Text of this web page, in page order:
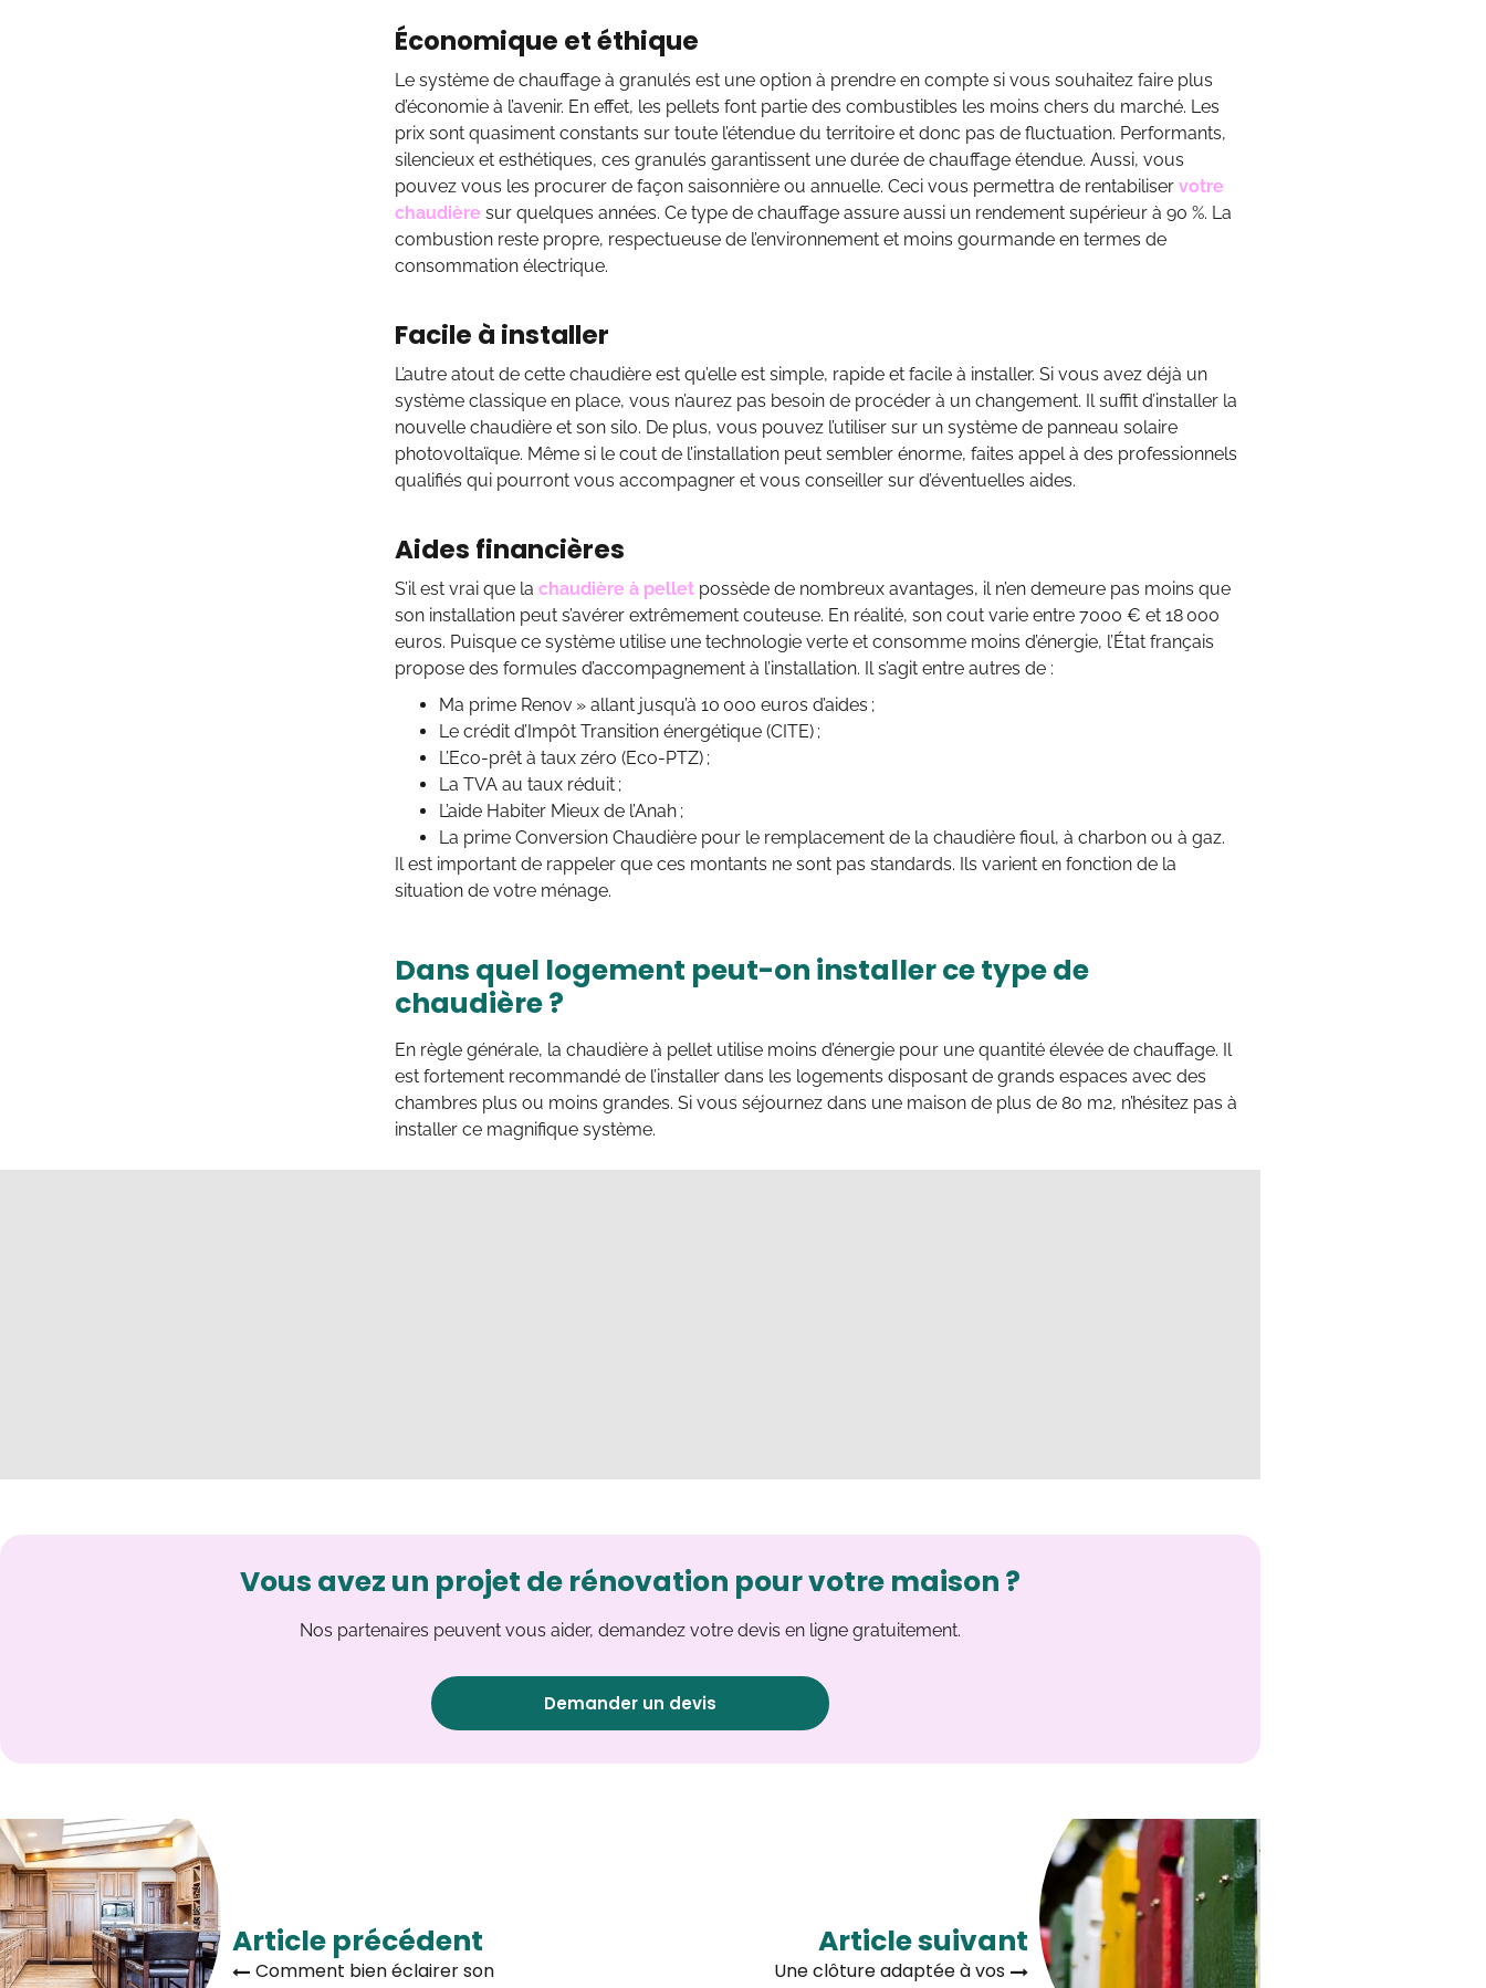
Économique et éthique
Le système de chauffage à granulés est une option à prendre en compte si vous souhaitez faire plus
d’économie à l’avenir. En effet, les pellets font partie des combustibles les moins chers du marché. Les
prix sont quasiment constants sur toute l’étendue du territoire et donc pas de fluctuation. Performants,
silencieux et esthétiques, ces granulés garantissent une durée de chauffage étendue. Aussi, vous
pouvez vous les procurer de façon saisonnière ou annuelle. Ceci vous permettra de rentabiliser votre
chaudière sur quelques années. Ce type de chauffage assure aussi un rendement supérieur à 90 %. La
combustion reste propre, respectueuse de l’environnement et moins gourmande en termes de
consommation électrique.
Facile à installer
L’autre atout de cette chaudière est qu’elle est simple, rapide et facile à installer. Si vous avez déjà un
système classique en place, vous n’aurez pas besoin de procéder à un changement. Il suffit d’installer la
nouvelle chaudière et son silo. De plus, vous pouvez l’utiliser sur un système de panneau solaire
photovoltaïque. Même si le cout de l’installation peut sembler énorme, faites appel à des professionnels
qualifiés qui pourront vous accompagner et vous conseiller sur d’éventuelles aides.
Aides financières
S’il est vrai que la chaudière à pellet possède de nombreux avantages, il n’en demeure pas moins que
son installation peut s’avérer extrêmement couteuse. En réalité, son cout varie entre 7000 € et 18 000
euros. Puisque ce système utilise une technologie verte et consomme moins d’énergie, l’État français
propose des formules d’accompagnement à l’installation. Il s’agit entre autres de :
Ma prime Renov » allant jusqu’à 10 000 euros d’aides ;
Le crédit d’Impôt Transition énergétique (CITE) ;
L’Eco-prêt à taux zéro (Eco-PTZ) ;
La TVA au taux réduit ;
L’aide Habiter Mieux de l’Anah ;
La prime Conversion Chaudière pour le remplacement de la chaudière fioul, à charbon ou à gaz.
Il est important de rappeler que ces montants ne sont pas standards. Ils varient en fonction de la
situation de votre ménage.
Dans quel logement peut-on installer ce type de
chaudière ?
En règle générale, la chaudière à pellet utilise moins d’énergie pour une quantité élevée de chauffage. Il
est fortement recommandé de l’installer dans les logements disposant de grands espaces avec des
chambres plus ou moins grandes. Si vous séjournez dans une maison de plus de 80 m2, n’hésitez pas à
installer ce magnifique système.
Vous avez un projet de rénovation pour votre maison ?
Nos partenaires peuvent vous aider, demandez votre devis en ligne gratuitement.
Demander un devis
Article précédent
Comment bien éclairer son
Article suivant
Une clôture adaptée à vos